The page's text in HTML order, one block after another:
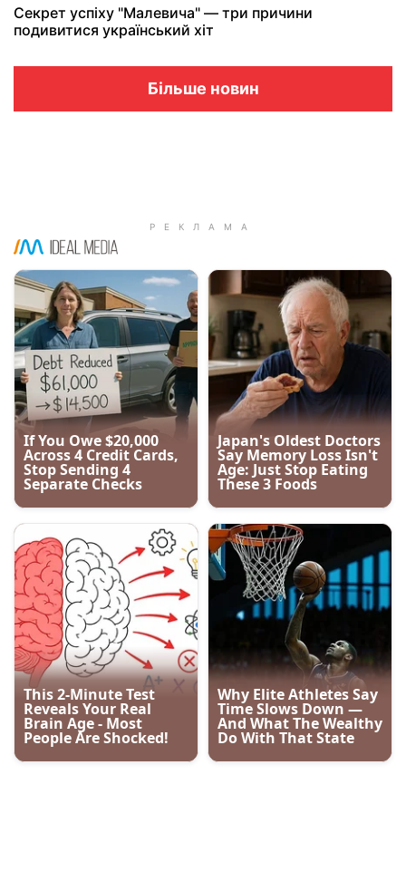
Секрет успіху "Малевича" — три причини
подивитися український хіт
Більше новин